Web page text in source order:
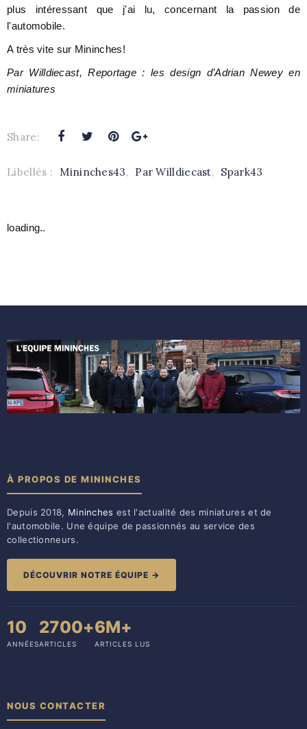
plus intéressant que j'ai lu, concernant la passion de
l'automobile.
A très vite sur Mininches!
Par Willdiecast, Reportage : les design d’Adrian Newey en
miniatures
Share:
Libellés : Mininches43, Par Willdiecast, Spark43
loading..
À PROPOS DE MININCHES
Depuis 2018, Mininches est l'actualité des miniatures et de
l'automobile. Une équipe de passionnés au service des
collectionneurs.
DÉCOUVRIR NOTRE ÉQUIPE →
10
ANNÉES
2700+
ARTICLES
6M+
ARTICLES LUS
NOUS CONTACTER